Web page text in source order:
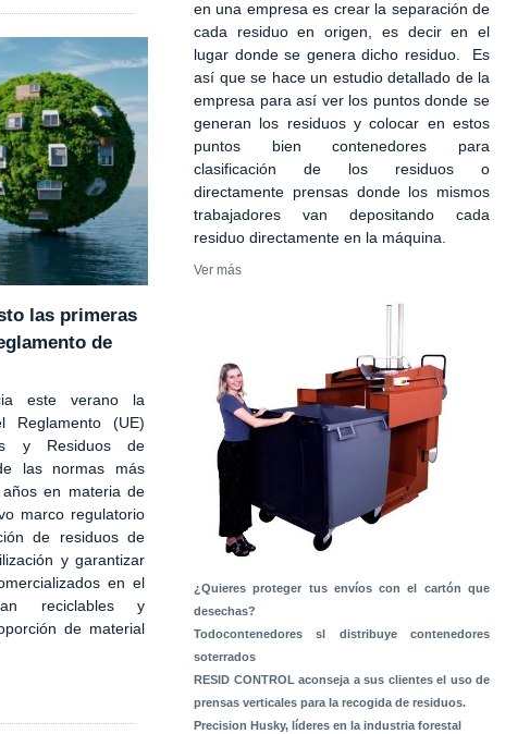
las primeras
de
este verano la
Reglamento (UE)
y Residuos de
las normas más
en materia de
marco regulatorio
de residuos de
y garantizar
en el
reciclables y
de material
en una empresa es crear la separación de
cada residuo en origen, es decir en el
lugar donde se genera dicho residuo. Es
así que se hace un estudio detallado de la
empresa para así ver los puntos donde se
generan los residuos y colocar en estos
puntos bien contenedores para
clasificación de los residuos o
directamente prensas donde los mismos
trabajadores van depositando cada
residuo directamente en la máquina.
Ver más
¿Quieres proteger tus envíos con el cartón que
desechas?
Todocontenedores sl distribuye contenedores
soterrados
RESID CONTROL aconseja a sus clientes el uso de
prensas verticales para la recogida de residuos.
Precision Husky, líderes en la industria forestal